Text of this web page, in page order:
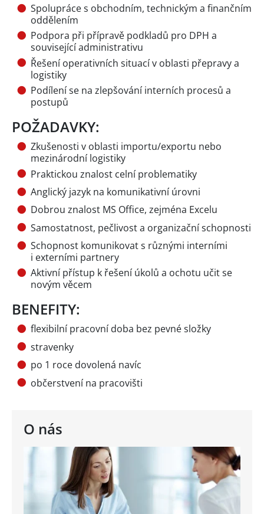
O nás
Spolupráce s obchodním, technickým a finančním
oddělením
Podpora při přípravě podkladů pro DPH a
související administrativu
Řešení operativních situací v oblasti přepravy a
logistiky
Podílení se na zlepšování interních procesů a
postupů
POŽADAVKY:
Zkušenosti v oblasti importu/exportu nebo
mezinárodní logistiky
Praktickou znalost celní problematiky
Anglický jazyk na komunikativní úrovni
Dobrou znalost MS Office, zejména Excelu
Samostatnost, pečlivost a organizační schopnosti
Schopnost komunikovat s různými interními
i externími partnery
Aktivní přístup k řešení úkolů a ochotu učit se
novým věcem
BENEFITY:
flexibilní pracovní doba bez pevné složky
stravenky
po 1 roce dovolená navíc
občerstvení na pracovišti